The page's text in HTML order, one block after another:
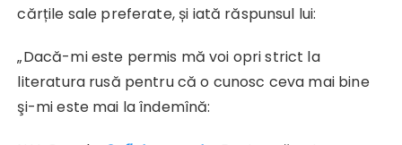
cărțile sale preferate, și iată răspunsul lui:
„Dacă-mi este permis mă voi opri strict la
literatura rusă pentru că o cunosc ceva mai bine
şi-mi este mai la îndemînă: